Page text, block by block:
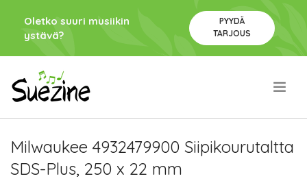
Oletko suuri musiikin
ystävä?
PYYDÄ
TARJOUS
Milwaukee 4932479900 Siipikourutaltta
SDS-Plus, 250 x 22 mm